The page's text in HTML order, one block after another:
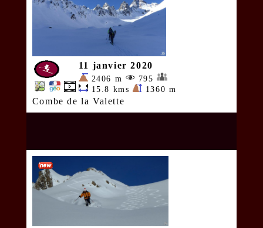
11 janvier 2020
2406 m
795
15.8 kms
1360 m
Combe de la Valette